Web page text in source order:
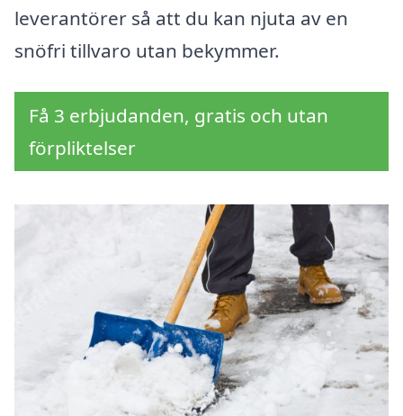
leverantörer så att du kan njuta av en
snöfri tillvaro utan bekymmer.
Få 3 erbjudanden, gratis och utan
förpliktelser